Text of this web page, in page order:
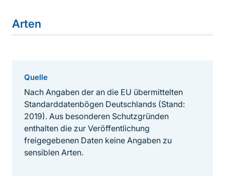
Arten
Quelle
Nach Angaben der an die EU übermittelten
Standarddatenbögen Deutschlands (Stand:
2019). Aus besonderen Schutzgründen
enthalten die zur Veröffentlichung
freigegebenen Daten keine Angaben zu
sensiblen Arten.